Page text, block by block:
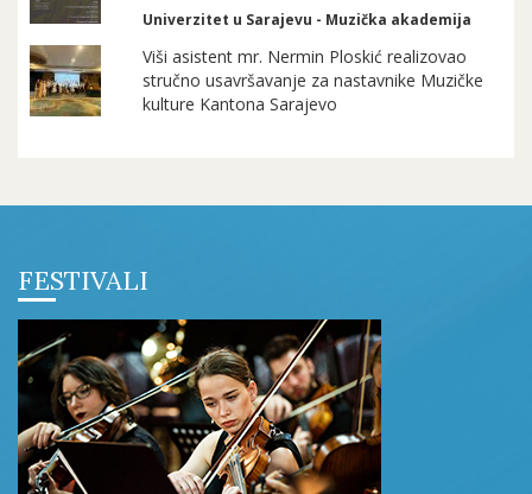
Univerzitet u Sarajevu - Muzička akademija
Viši asistent mr. Nermin Ploskić realizovao
stručno usavršavanje za nastavnike Muzičke
kulture Kantona Sarajevo
FESTIVALI